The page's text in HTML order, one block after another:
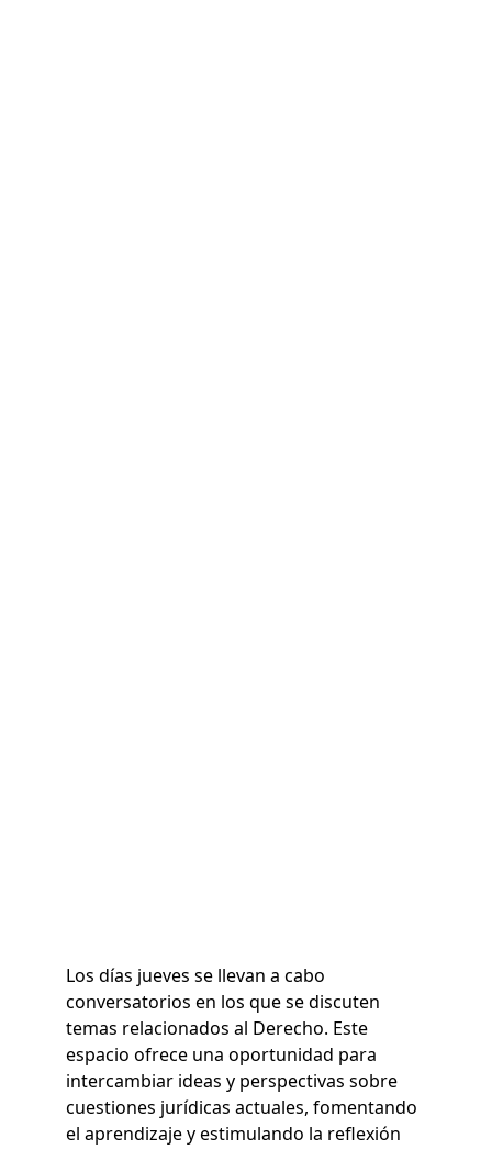
Los días jueves se llevan a cabo
conversatorios en los que se discuten
temas relacionados al Derecho. Este
espacio ofrece una oportunidad para
intercambiar ideas y perspectivas sobre
cuestiones jurídicas actuales, fomentando
el aprendizaje y estimulando la reflexión